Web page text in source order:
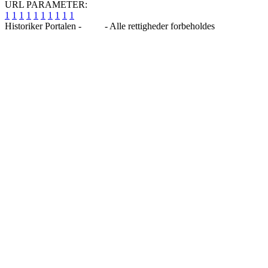
URL PARAMETER:
1 1 1 1 1 1 1 1 1 1
Historiker Portalen -
- Alle rettigheder forbeholdes